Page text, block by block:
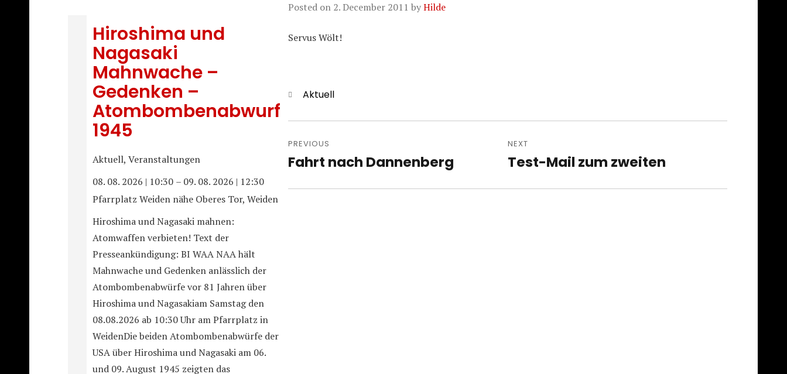
Posted on 2. December 2011 byHilde
Servus Wölt!
Categories
Aktuell
navigation
PREVIOUS
Previous
Fahrt nach Dannenberg
NEXT
Next
Test-Mail zum zweiten
Hiroshima und
Nagasaki
Mahnwache –
Gedenken –
Atombombenabwurf
1945
Aktuell, Veranstaltungen
08. 08. 2026 | 10:30 – 09. 08. 2026 | 12:30
Pfarrplatz Weiden nähe Oberes Tor, Weiden
Hiroshima und Nagasaki mahnen:
Atomwaffen verbieten! Text der
Presseankündigung: BI WAA NAA hält
Mahnwache und Gedenken anlässlich der
Atombombenabwürfe vor 81 Jahren über
Hiroshima und Nagasakiam Samstag den
08.08.2026 ab 10:30 Uhr am Pfarrplatz in
WeidenDie beiden Atombombenabwürfe der
USA über Hiroshima und Nagasaki am 06.
und 09. August 1945 zeigten das